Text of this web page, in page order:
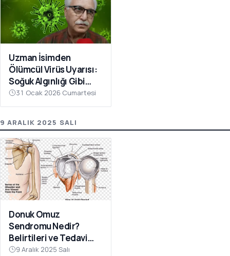
Uzman İsimden
Ölümcül Virüs Uyarısı:
Soğuk Algınlığı Gibi
Başlıyor, Bu Belirtilere
Dikkat
31 Ocak 2026 Cumartesi
9 ARALIK 2025 SALI
Donuk Omuz
Sendromu Nedir?
Belirtileri ve Tedavi
Yöntemleri
9 Aralık 2025 Salı